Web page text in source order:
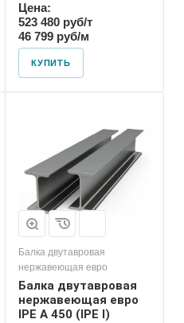
Цена:
523 480 руб/т
46 799 руб/м
КУПИТЬ
Балка двутавровая
нержавеющая евро
Балка двутавровая
нержавеющая евро
IPE A 450 (IPE l)